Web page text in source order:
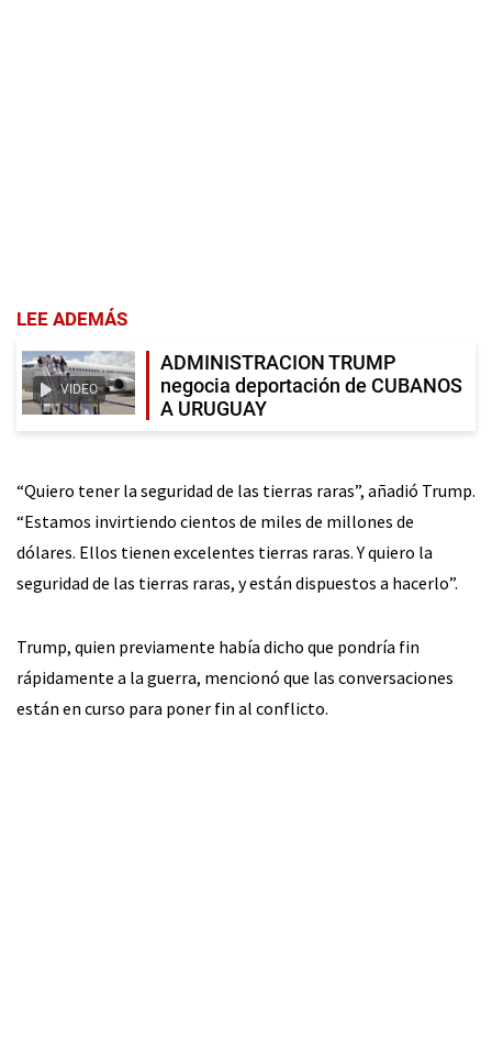
LEE ADEMÁS
VIDEO
ADMINISTRACION TRUMP
negocia deportación de CUBANOS
A URUGUAY
“Quiero tener la seguridad de las tierras raras”, añadió Trump.
“Estamos invirtiendo cientos de miles de millones de
dólares. Ellos tienen excelentes tierras raras. Y quiero la
seguridad de las tierras raras, y están dispuestos a hacerlo”.
Trump, quien previamente había dicho que pondría fin
rápidamente a la guerra, mencionó que las conversaciones
están en curso para poner fin al conflicto.